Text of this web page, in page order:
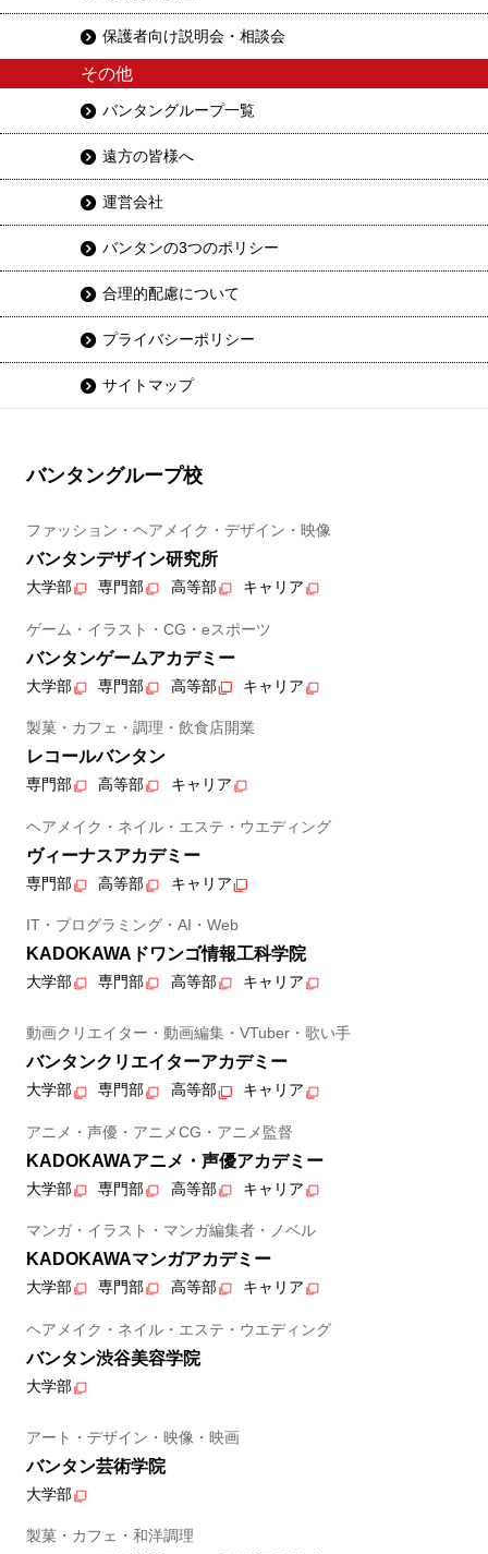
保護者向け説明会・相談会
その他
バンタングループ一覧
遠方の皆様へ
運営会社
バンタンの3つのポリシー
合理的配慮について
プライバシーポリシー
サイトマップ
バンタングループ校
ファッション・ヘアメイク・デザイン・映像
バンタンデザイン研究所
大学部 専門部 高等部 キャリア
ゲーム・イラスト・CG・eスポーツ
バンタンゲームアカデミー
大学部 専門部 高等部 キャリア
製菓・カフェ・調理・飲食店開業
レコールバンタン
専門部 高等部 キャリア
ヘアメイク・ネイル・エステ・ウエディング
ヴィーナスアカデミー
専門部 高等部 キャリア
IT・プログラミング・AI・Web
KADOKAWAドワンゴ情報工科学院
大学部 専門部 高等部 キャリア
動画クリエイター・動画編集・VTuber・歌い手
バンタンクリエイターアカデミー
大学部 専門部 高等部 キャリア
アニメ・声優・アニメCG・アニメ監督
KADOKAWAアニメ・声優アカデミー
大学部 専門部 高等部 キャリア
マンガ・イラスト・マンガ編集者・ノベル
KADOKAWAマンガアカデミー
大学部 専門部 高等部 キャリア
ヘアメイク・ネイル・エステ・ウエディング
バンタン渋谷美容学院
大学部
アート・デザイン・映像・映画
バンタン芸術学院
大学部
製菓・カフェ・和洋調理